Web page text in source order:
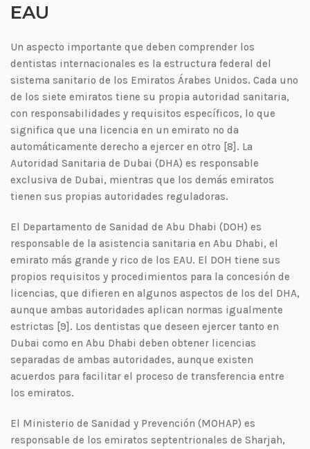
EAU
Un aspecto importante que deben comprender los
dentistas internacionales es la estructura federal del
sistema sanitario de los Emiratos Árabes Unidos. Cada uno
de los siete emiratos tiene su propia autoridad sanitaria,
con responsabilidades y requisitos específicos, lo que
significa que una licencia en un emirato no da
automáticamente derecho a ejercer en otro [8]. La
Autoridad Sanitaria de Dubai (DHA) es responsable
exclusiva de Dubai, mientras que los demás emiratos
tienen sus propias autoridades reguladoras.
El Departamento de Sanidad de Abu Dhabi (DOH) es
responsable de la asistencia sanitaria en Abu Dhabi, el
emirato más grande y rico de los EAU. El DOH tiene sus
propios requisitos y procedimientos para la concesión de
licencias, que difieren en algunos aspectos de los del DHA,
aunque ambas autoridades aplican normas igualmente
estrictas [9]. Los dentistas que deseen ejercer tanto en
Dubai como en Abu Dhabi deben obtener licencias
separadas de ambas autoridades, aunque existen
acuerdos para facilitar el proceso de transferencia entre
los emiratos.
El Ministerio de Sanidad y Prevención (MOHAP) es
responsable de los emiratos septentrionales de Sharjah,